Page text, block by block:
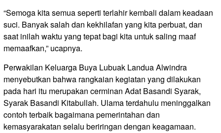
“Semoga kita semua seperti terlahir kembali dalam keadaan
suci. Banyak salah dan kekhilafan yang kita perbuat, dan
saat inilah waktu yang tepat bagi kita untuk saling maaf
memaafkan,” ucapnya.
Perwakilan Keluarga Buya Lubuak Landua Alwindra
menyebutkan bahwa rangkaian kegiatan yang dilakukan
pada hari itu merupakan cerminan Adat Basandi Syarak,
Syarak Basandi Kitabullah. Ulama terdahulu meninggalkan
contoh terbaik bagaimana pemerintahan dan
kemasyarakatan selalu beriringan dengan keagamaan.